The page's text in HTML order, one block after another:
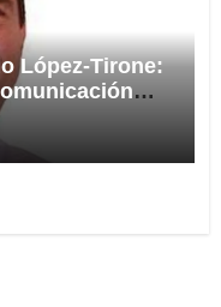
López-Tirone: